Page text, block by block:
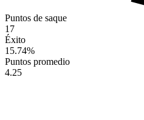
Puntos de saque
17
Éxito
15.74%
Puntos promedio
4.25